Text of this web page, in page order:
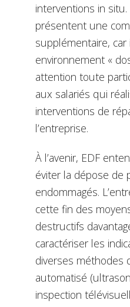
interventions in
présentent une
supplémentaire,
environnement «
attention toute
aux salariés qui
interventions de
l’entreprise.
À l’avenir, EDF
éviter la dépose de
endommagés.
cette fin des
destructifs
caractériser les
diverses méthodes
automatisé
inspection